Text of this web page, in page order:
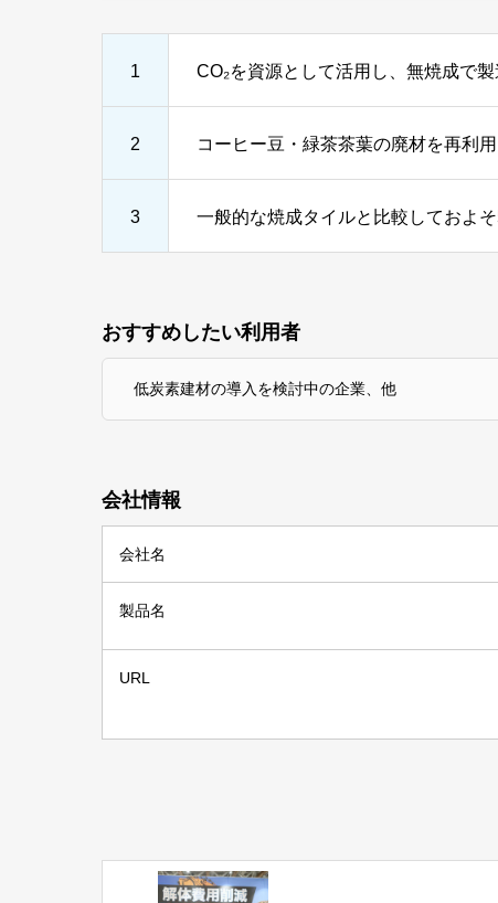
1 CO₂を資源として活用し、無焼成で
2 コーヒー豆・緑茶茶葉の廃材を再利
3 一般的な焼成タイルと比較しておよ
おすすめしたい利用者
低炭素建材の導入を検討中の企業、他
会社情報
会社名
製品名
URL